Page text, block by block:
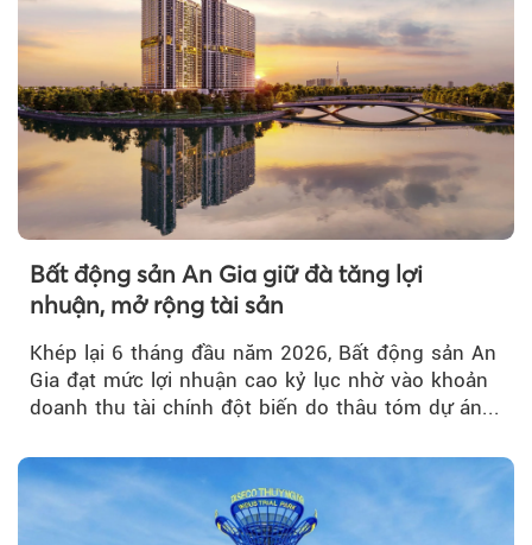
Bất động sản An Gia giữ đà tăng lợi
nhuận, mở rộng tài sản
Khép lại 6 tháng đầu năm 2026, Bất động sản An
Gia đạt mức lợi nhuận cao kỷ lục nhờ vào khoản
doanh thu tài chính đột biến do thâu tóm dự án...